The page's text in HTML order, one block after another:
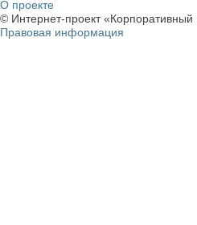
О проекте
© Интернет-проект
Правовая информация